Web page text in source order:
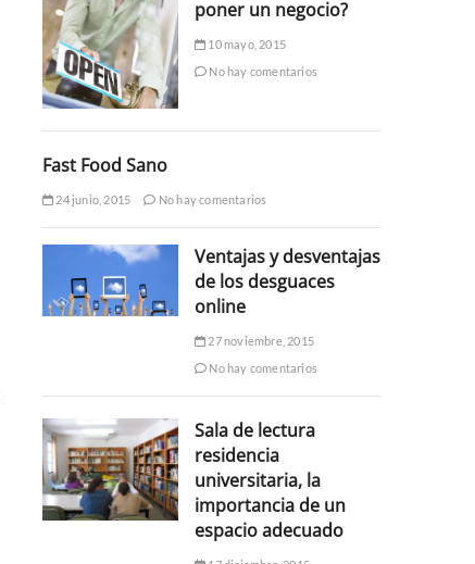
poner un negocio?
10 mayo, 2015
No hay comentarios
Fast Food Sano
24 junio, 2015 No hay comentarios
Ventajas y desventajas
de los desguaces
online
27 noviembre, 2015
No hay comentarios
Sala de lectura
residencia
universitaria, la
importancia de un
espacio adecuado